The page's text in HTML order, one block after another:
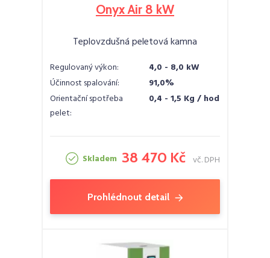
Onyx Air 8 kW
Teplovzdušná peletová kamna
Regulovaný výkon:
4,0 - 8,0 kW
Účinnost spalování:
91,0%
Orientační spotřeba
pelet:
0,4 - 1,5 Kg / hod
Skladem 38 470 Kč vč. DPH
Prohlédnout detail